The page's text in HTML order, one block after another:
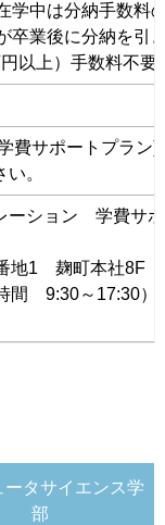
中は分納手数料
業後に分納を引
以上）手数料不要
費サポートプラン
。
ーション 学費サ
地1 麹町本社8F
間 9:30～17:30）
ータサイエンス学
部